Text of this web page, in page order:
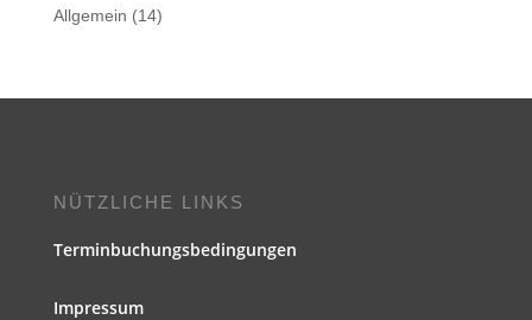
Allgemein (14)
NÜTZLICHE LINKS
Terminbuchungsbedingungen
Impressum